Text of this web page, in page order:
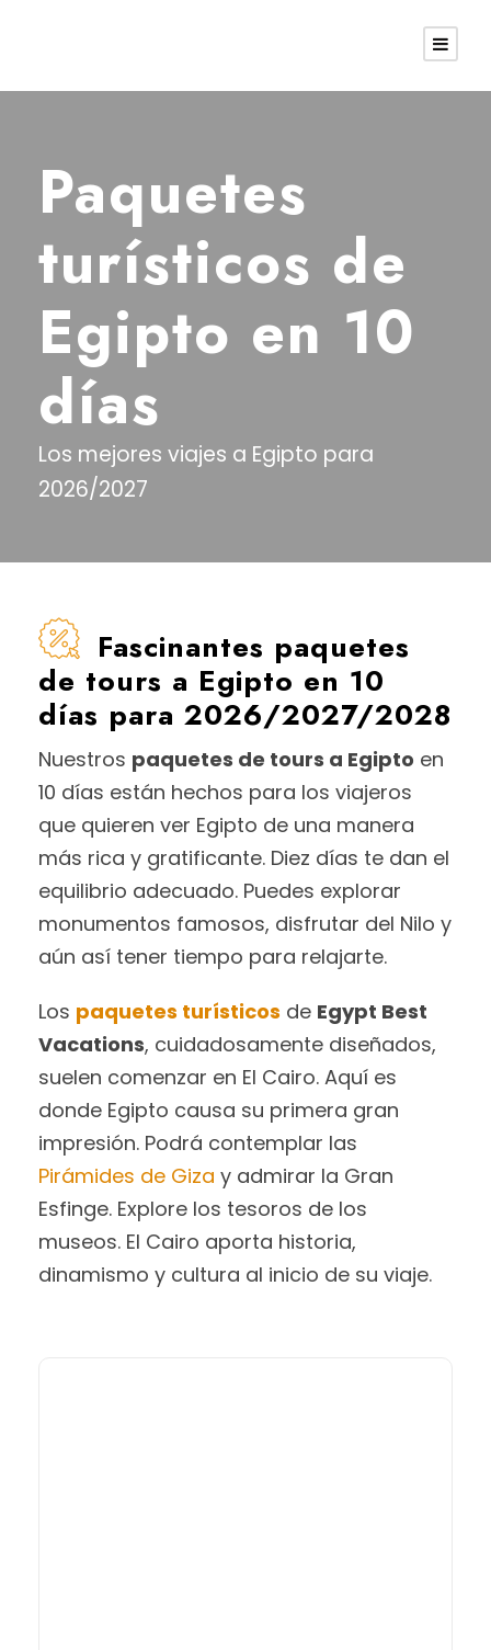
Paquetes
turísticos de
Egipto en 10
días
Los mejores viajes a Egipto para
2026/2027
Fascinantes paquetes
de tours a Egipto en 10
días para 2026/2027/2028
Nuestros paquetes de tours a Egipto en
10 días están hechos para los viajeros
que quieren ver Egipto de una manera
más rica y gratificante. Diez días te dan el
equilibrio adecuado. Puedes explorar
monumentos famosos, disfrutar del Nilo y
aún así tener tiempo para relajarte.
Los paquetes turísticos de Egypt Best
Vacations, cuidadosamente diseñados,
suelen comenzar en El Cairo. Aquí es
donde Egipto causa su primera gran
impresión. Podrá contemplar las
Pirámides de Giza y admirar la Gran
Esfinge. Explore los tesoros de los
museos. El Cairo aporta historia,
dinamismo y cultura al inicio de su viaje.